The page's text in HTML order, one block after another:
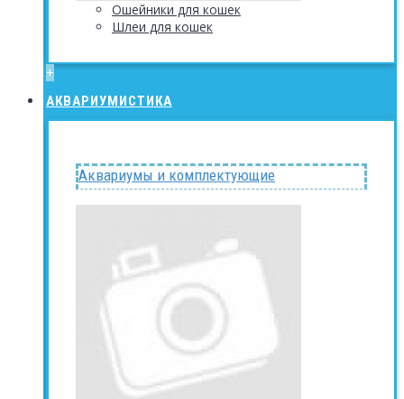
Ошейники для кошек
Шлеи для кошек
+
АКВАРИУМИСТИКА
Аквариумы и комплектующие